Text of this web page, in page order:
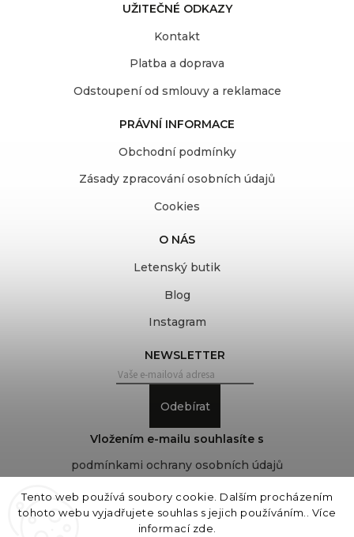
Tento web používá soubory cookie. Dalším procházením
tohoto webu vyjadřujete souhlas s jejich používáním.. Více
informací zde
UŽITEČNÉ ODKAZY
Kontakt
Platba a doprava
Odstoupení od smlouvy a reklamace
PRÁVNÍ INFORMACE
Obchodní podmínky
Zásady zpracování osobních údajů
Cookies
O NÁS
Letenský butik
Blog
Instagram
NEWSLETTER
Odebírat
Vložením e-mailu souhlasíte s
podmínkami ochrany osobních údajů
COVEROVER